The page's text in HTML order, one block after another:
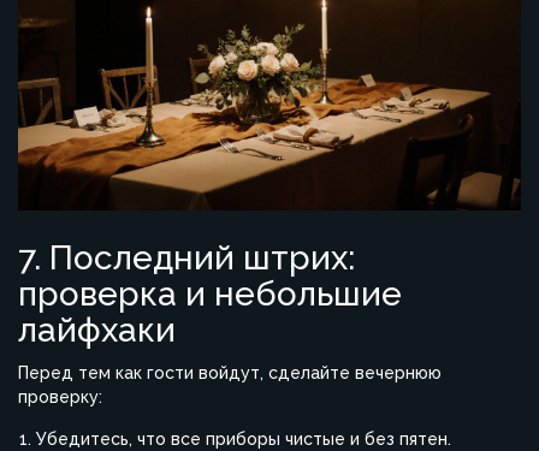
7. Последний штрих:
проверка и небольшие
лайфхаки
Перед тем как гости войдут, сделайте вечернюю
проверку:
Убедитесь, что все приборы чистые и без пятен.